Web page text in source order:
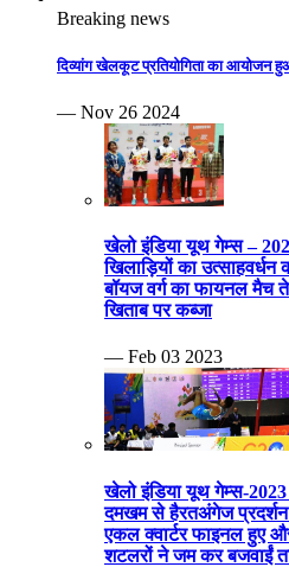
Breaking news
दिव्यांग खेलकूट प्रतियोगिता का आयोजन
— Nov 26 2024
खेलो इंडिया यूथ गेम्स –
खिलाड़ियों का
बॉयज वर्ग का फायनल मैच
खिताब पर कब्जा
— Feb 03 2023
खेलो इंडिया यूथ गेम्स-2023
दमखम से हैरतअंगेज प्रदर्शन
एकल क्वार्टर फाइनल हुए
शटलरों ने जम कर बजवाईं